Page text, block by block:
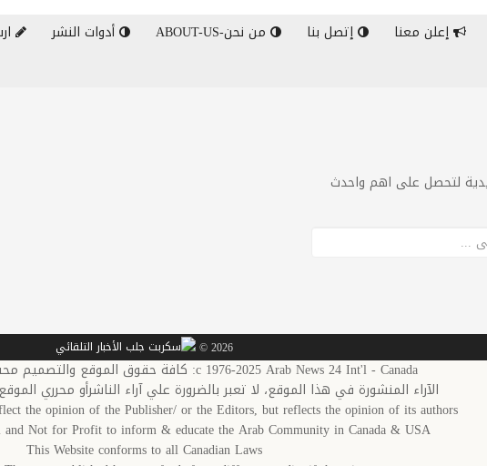
إعلن معنا إتصل بنا من نحن-ABOUT-US أدوات النشر
لتحصل على اهم واحدث
2026 ©
c 1976-2025 Arab News 24 Int'l - Canada: كافة حقوق الموقع والتصميم محفوظة لـ أخبار العرب-كندا
الآراء المنشورة في هذا الموقع، لا تعبر بالضرورة علي آراء الناشرأو محرري
the opinion of the Publisher/ or the Editors, but reflects the opinion of its authors.
and Not for Profit to inform & educate the Arab Community in Canada & USA
This Website conforms to all Canadian Laws